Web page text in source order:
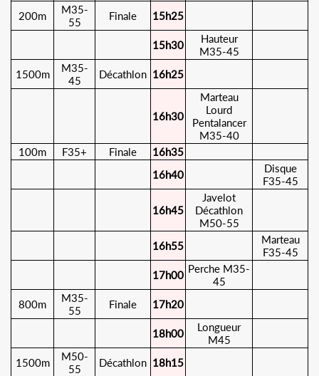
200m
M35-
55
Finale 15h25
15h30
Hauteur
M35-45
1500m
M35-
45
Décathlon 16h25
16h30
Marteau
Lourd
Pentalancer
M35-40
100m
F35+ Finale
16h35
16h40
Disque
F35-45
16h45
Javelot
Décathlon
M50-55
16h55
Marteau
F35-45
17h00 Perche M35-
45
800m
M35-
55
Finale 17h20
18h00
Longueur
M45
1500m
M50-
55
Décathlon 18h15